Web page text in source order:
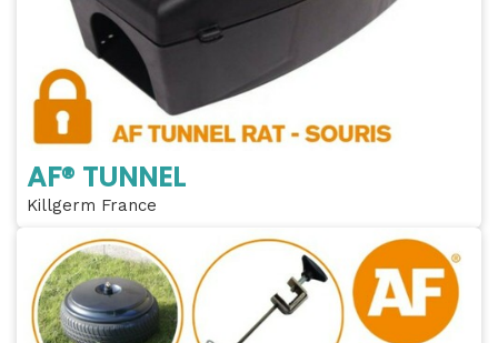
AF® TUNNEL
Killgerm France